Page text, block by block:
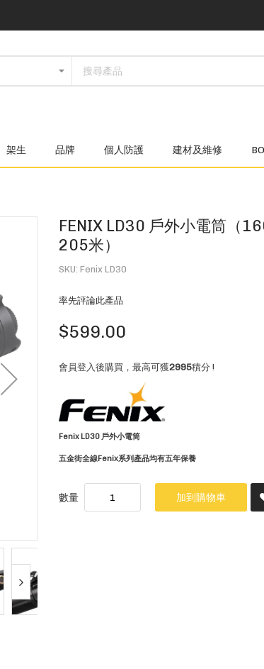
架生 品牌 個人防護 建材及維修
FENIX LD30 戶外小電筒（
205米）
SKU Fenix LD30
率先評論此產品
$599.00
會員登入後購買，最高可獲2995積分 !
Fenix LD30 戶外小電筒
五金街全線Fenix系列產品均有五年保養
數量 加到購物車